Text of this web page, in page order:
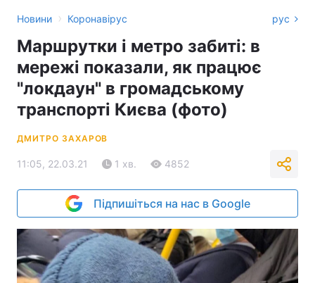
Новини › Коронавірус рус
Маршрутки і метро забиті: в
мережі показали, як працює
"локдаун" в громадському
транспорті Києва (фото)
ДМИТРО ЗАХАРОВ
11:05, 22.03.21 1 хв. 4852
Підпишіться на нас в Google